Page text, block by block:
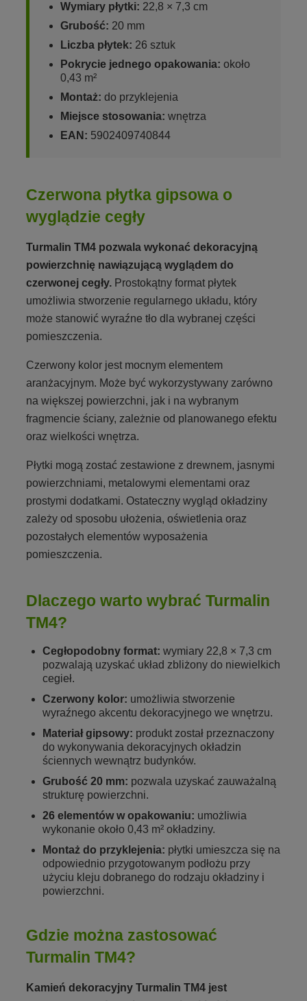
Wymiary płytki: 22,8 × 7,3 cm
Grubość: 20 mm
Liczba płytek: 26 sztuk
Pokrycie jednego opakowania: około
0,43 m²
Montaż: do przyklejenia
Miejsce stosowania: wnętrza
EAN: 5902409740844
Czerwona płytka gipsowa o
wyglądzie cegły
Turmalin TM4 pozwala wykonać dekoracyjną
powierzchnię nawiązującą wyglądem do
czerwonej cegły. Prostokątny format płytek
umożliwia stworzenie regularnego układu, który
może stanowić wyraźne tło dla wybranej części
pomieszczenia.
Czerwony kolor jest mocnym elementem
aranżacyjnym. Może być wykorzystywany zarówno
na większej powierzchni, jak i na wybranym
fragmencie ściany, zależnie od planowanego efektu
oraz wielkości wnętrza.
Płytki mogą zostać zestawione z drewnem, jasnymi
powierzchniami, metalowymi elementami oraz
prostymi dodatkami. Ostateczny wygląd okładziny
zależy od sposobu ułożenia, oświetlenia oraz
pozostałych elementów wyposażenia
pomieszczenia.
Dlaczego warto wybrać Turmalin
TM4?
Cegłopodobny format: wymiary 22,8 × 7,3 cm
pozwalają uzyskać układ zbliżony do niewielkich
cegieł.
Czerwony kolor: umożliwia stworzenie
wyraźnego akcentu dekoracyjnego we wnętrzu.
Materiał gipsowy: produkt został przeznaczony
do wykonywania dekoracyjnych okładzin
ściennych wewnątrz budynków.
Grubość 20 mm: pozwala uzyskać zauważalną
strukturę powierzchni.
26 elementów w opakowaniu: umożliwia
wykonanie około 0,43 m² okładziny.
Montaż do przyklejenia: płytki umieszcza się na
odpowiednio przygotowanym podłożu przy
użyciu kleju dobranego do rodzaju okładziny i
powierzchni.
Gdzie można zastosować
Turmalin TM4?
Kamień dekoracyjny Turmalin TM4 jest